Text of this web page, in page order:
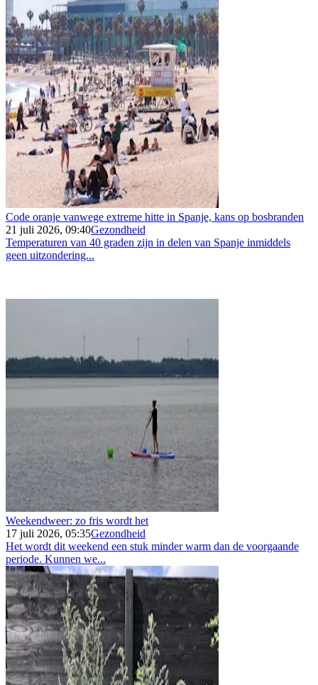
Code oranje vanwege extreme hitte in Spanje, kans op bosbranden
21 juli 2026, 09:40Gezondheid
Temperaturen van 40 graden zijn in delen van Spanje inmiddels
geen uitzondering...
Weekendweer: zo fris wordt het
17 juli 2026, 05:35Gezondheid
Het wordt dit weekend een stuk minder warm dan de voorgaande
periode. Kunnen we...